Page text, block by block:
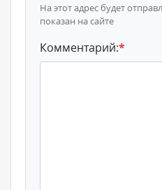
На этот адрес будет
показан на сайте
Комментарий:*